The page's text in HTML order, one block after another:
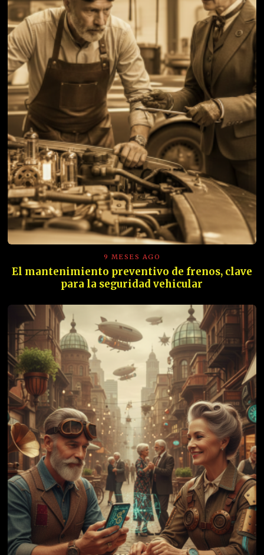
9 MESES AGO
El mantenimiento preventivo de frenos, clave
para la seguridad vehicular